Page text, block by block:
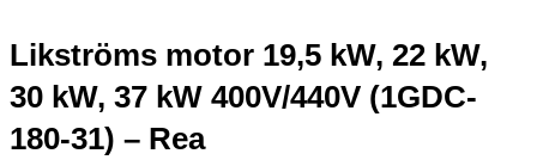
Likströms motor 19,5 kW, 22 kW,
30 kW, 37 kW 400V/440V (1GDC-
180-31) – Rea